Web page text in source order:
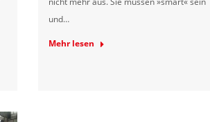
und…
Mehr lesen